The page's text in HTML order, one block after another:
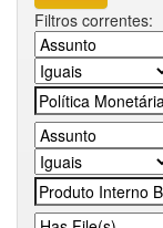
Filtros correntes: